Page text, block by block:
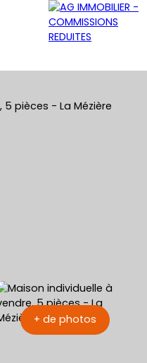
+ de photos